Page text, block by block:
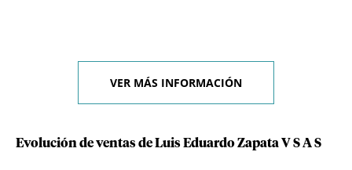
VER MÁS INFORMACIÓN
Evolución de ventas de Luis Eduardo Zapata V S A S